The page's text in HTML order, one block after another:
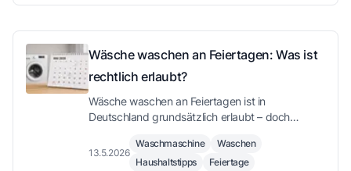
Wäsche waschen an Feiertagen: Was ist
rechtlich erlaubt?
Wäsche waschen an Feiertagen ist in
Deutschland grundsätzlich erlaubt – doch
kennen. Hier erfährst du alles zur Rechtslage
und wie du mit der richtigen Waschmaschine
13.5.2026
Waschmaschine
Waschen
Haushaltstipps
Feiertage